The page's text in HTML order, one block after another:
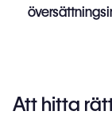
Att hitta